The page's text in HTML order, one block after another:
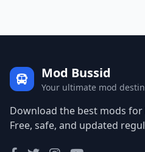
Mod Bussid
Your ultimate mod
Download the best mods
Free, safe, and updated